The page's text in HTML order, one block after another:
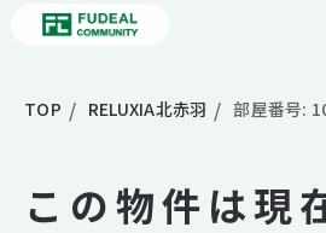
TOP RELUXIA北赤羽 部屋番号:
この物件は現